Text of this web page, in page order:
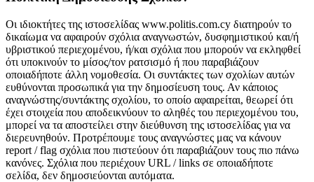
Οι ιδιοκτήτες της ιστοσελίδας www.politis.com.cy διατηρούν το
δικαίωμα να αφαιρούν σχόλια αναγνωστών, δυσφημιστικού και/ή
υβριστικού περιεχομένου, ή/και σχόλια που μπορούν να εκληφθεί
ότι υποκινούν το μίσος/τον ρατσισμό ή που παραβιάζουν
οποιαδήποτε άλλη νομοθεσία. Οι συντάκτες των σχολίων αυτών
ευθύνονται προσωπικά για την δημοσίευση τους. Αν κάποιος
αναγνώστης/συντάκτης σχολίου, το οποίο αφαιρείται, θεωρεί ότι
έχει στοιχεία που αποδεικνύουν το αληθές του περιεχομένου του,
μπορεί να τα αποστείλει στην διεύθυνση της ιστοσελίδας για να
διερευνηθούν. Προτρέπουμε τους αναγνώστες μας να κάνουν
report / flag σχόλια που πιστεύουν ότι παραβιάζουν τους πιο πάνω
κανόνες. Σχόλια που περιέχουν URL / links σε οποιαδήποτε
σελίδα, δεν δημοσιεύονται αυτόματα.